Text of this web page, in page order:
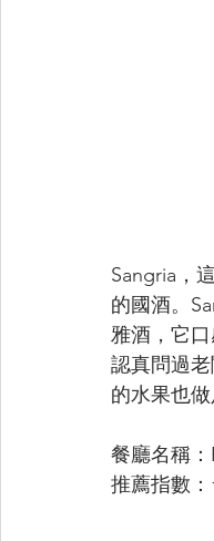
Sangria，
的國酒。
雅酒，它
認真問過
的水果也
餐廳名稱
推薦指數